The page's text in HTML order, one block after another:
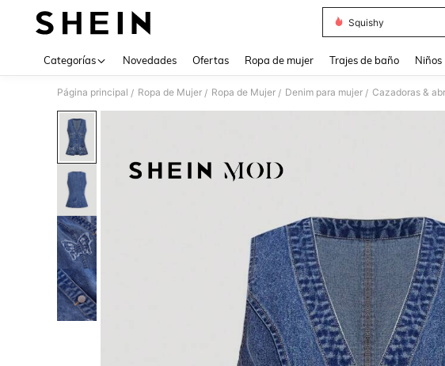
Squishy
Categorías Novedades Ofertas Ropa de mujer Trajes de baño Niños
Página principal / Ropa de Mujer / Ropa de Mujer / Denim para mujer / Cazadoras &